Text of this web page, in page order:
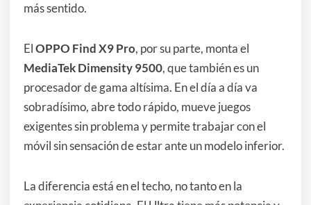
más sentido.
ElOPPO Find X9 Pro, por su parte, monta el
MediaTek Dimensity 9500, que también es un
procesador de gama altísima. En el día a día va
sobradísimo, abre todo rápido, mueve juegos
exigentes sin problema y permite trabajar con el
móvil sin sensación de estar ante un modelo inferior.
La diferencia está en el techo, no tanto en la